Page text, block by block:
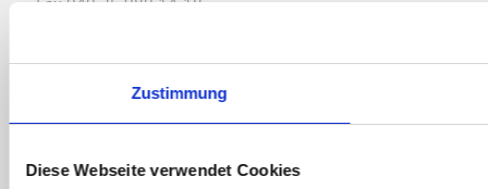
Zustimmung
Diese Webseite verwendet Cookies
Leistungen
Kontakt & Termine
Impressum
Datenschutzerklärung
Principa